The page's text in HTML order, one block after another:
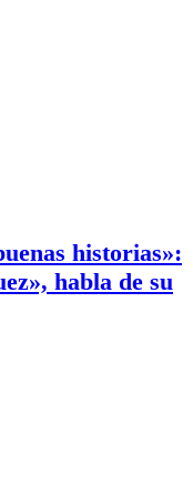
historias»:
habla de su